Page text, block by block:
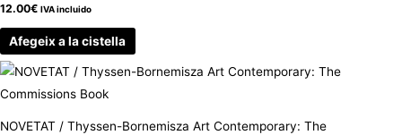
12.00€ IVA incluido
Afegeix a la cistella
NOVETAT / Thyssen-Bornemisza Art Contemporary: The